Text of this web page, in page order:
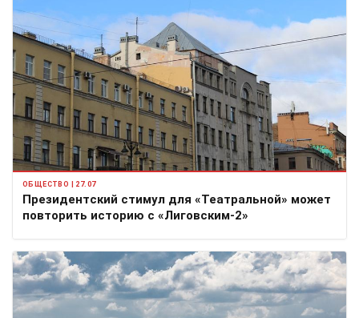
ОБЩЕСТВО | 27.07
Президентский стимул для «Театральной» может
повторить историю с «Лиговским-2»